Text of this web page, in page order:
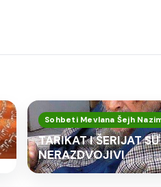
Sohbeti Mevlana Šejh
TARIKAT I ŠERIJAT SU
NERAZDVOJIVI